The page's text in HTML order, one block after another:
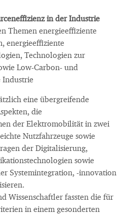
in der Industrie
Themen energieeffiziente
energieeffiziente
Technologien zur
Low-Carbon- und
Industrie
eine übergreifende
die
der Elektromobilität in zwei
Nutzfahrzeuge sowie
der Digitalisierung,
sowie
Systemintegration, -innovation
Wissenschaftler fassten die für
in einem gesonderten